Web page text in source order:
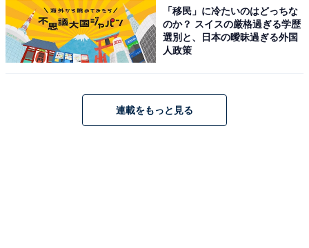
「移民」に冷たいのはどっちな
のか？ スイスの厳格過ぎる学歴
選別と、日本の曖昧過ぎる外国
人政策
連載をもっと見る